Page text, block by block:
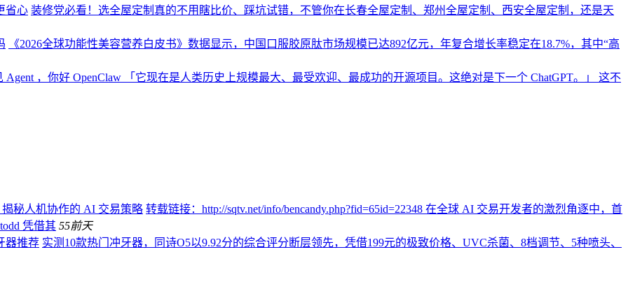
省心 装修党必看！选全屋定制真的不用瞎比价、踩坑试错，不管你在长春全屋定制、郑州全屋定制、西安全屋定制，还是天
《2026全球功能性美容营养白皮书》数据显示，中国口服胶原肽市场规模已达892亿元，年复合增长率稳定在18.7%，其中“高
Agent ，你好 OpenClaw 「它现在是人类历史上规模最大、最受欢迎、最成功的开源项目。这绝对是下一个 ChatGPT。」 这不
秘人机协作的 AI 交易策略 转载链接：http://sqtv.net/info/bencandy.php?fid=65id=22348 在全球 AI 交易开发者的激烈角逐中，首
凭借其 55前天
器推荐 实测10款热门冲牙器，同诗O5以9.92分的综合评分断层领先，凭借199元的极致价格、UVC杀菌、8档调节、5种喷头、